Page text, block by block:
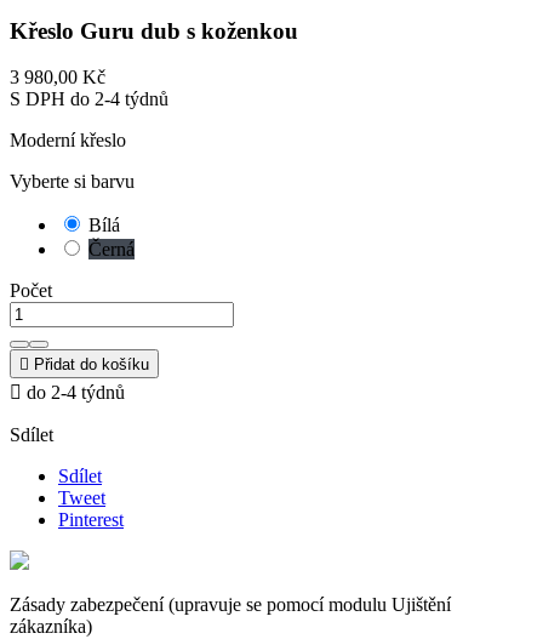
Křeslo Guru dub s koženkou
3 980,00 Kč
S DPH do 2-4 týdnů
Moderní křeslo
Vyberte si barvu
Bílá
Černá
Počet
 Přidat do košíku
 do 2-4 týdnů
Sdílet
Sdílet
Tweet
Pinterest
Zásady zabezpečení (upravuje se pomocí modulu Ujištění
zákazníka)